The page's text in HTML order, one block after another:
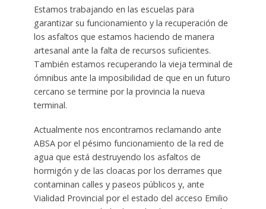
Estamos trabajando en las escuelas para
garantizar su funcionamiento y la recuperación de
los asfaltos que estamos haciendo de manera
artesanal ante la falta de recursos suficientes.
También estamos recuperando la vieja terminal de
ómnibus ante la imposibilidad de que en un futuro
cercano se termine por la provincia la nueva
terminal.
Actualmente nos encontramos reclamando ante
ABSA por el pésimo funcionamiento de la red de
agua que está destruyendo los asfaltos de
hormigón y de las cloacas por los derrames que
contaminan calles y paseos públicos y, ante
Vialidad Provincial por el estado del acceso Emilio